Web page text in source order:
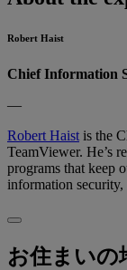
Robert Haist
Chief Information
—
Robert Haist is the
TeamViewer. He’s
programs that keep
information security,
お住まいの